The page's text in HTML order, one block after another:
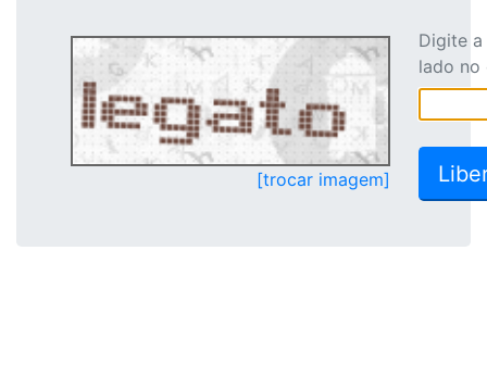
[trocar imagem]
Digite
lado no